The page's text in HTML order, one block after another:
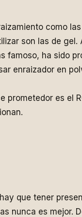
como
son las de gel.
famoso, ha sido
enraizador en
prometedor es el
que tener
nunca es mejor.